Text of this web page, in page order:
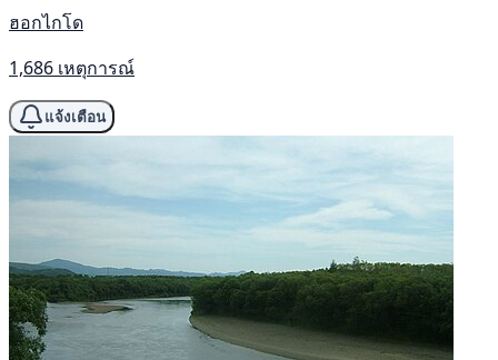
ฮอกไกโด
1,686 เหตุการณ์
แจ้งเตือน